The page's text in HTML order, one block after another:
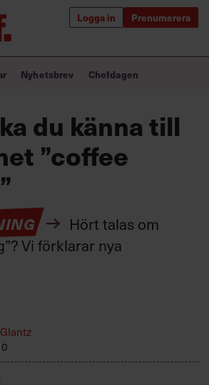
Logga in Prenumerera
för
förändrar världen
för ledare
Nyhetsbrev Chefdagen
du känna till
”coffee
Hört talas om
Vi förklarar nya